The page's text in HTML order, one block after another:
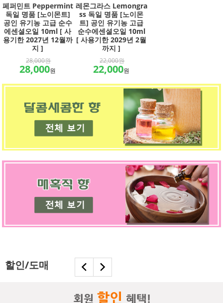
페퍼민트 Peppermint
독일 명품 [노이몬트]
공인 유기농 고급 순수
에센셜오일 10ml [ 사
용기한 2027년 12월까
지 ]
28,000원
28,000원
레몬그라스 Lemongra
ss 독일 명품 [노이몬
트] 공인 유기농 고급
순수에센셜오일 10ml
[ 사용기한 2029년 2월
까지 ]
22,000원
22,000원
할인/도매